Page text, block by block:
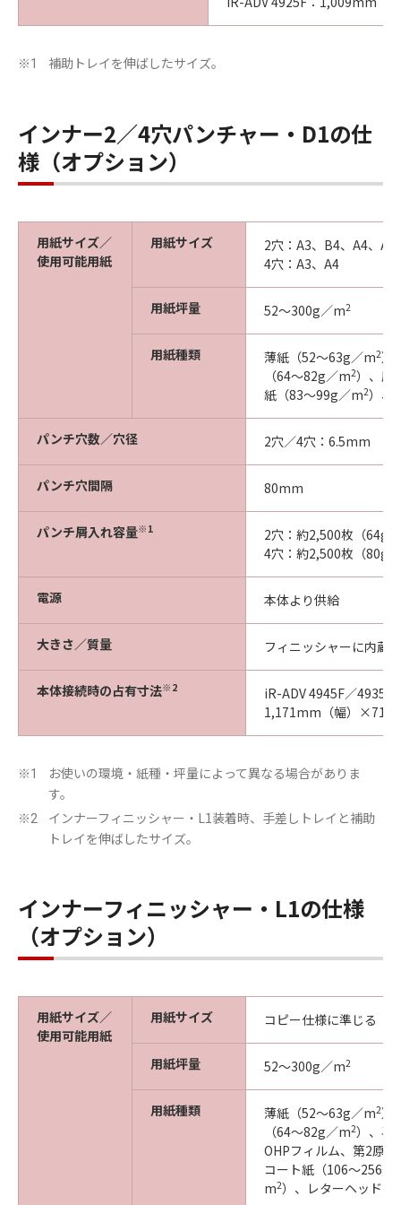
※1 補助トレイを伸ばしたサイズ。
インナー2／4穴パンチャー・D1の仕
様（オプション）
用紙サイズ／
使用可能用紙
用紙サイズ
2穴：A3、B4、A4、
4穴：A3、A4
用紙坪量 52～300g／m2
用紙種類 薄紙（52～63g／m2）
（64～82g／m2）、厚
紙（83～99g／m2）、
パンチ穴数／穴径 2穴／4穴：6.5mm
パンチ穴間隔 80mm
パンチ屑入れ容量※1
2穴：約2,500枚（64g
4穴：約2,500枚（80g
電源 本体より供給
大きさ／質量 フィニッシャーに内蔵
本体接続時の占有寸法※2
iR-ADV 4945F／
1,171mm（幅）
※1
お使いの環境・紙種・坪量によって異なる場合がありま
す。
※2
インナーフィニッシャー・L1装着時、手差しトレイと補助
トレイを伸ばしたサイズ。
インナーフィニッシャー・L1の仕様
（オプション）
用紙サイズ／
使用可能用紙
用紙サイズ コピー仕様に準じる
用紙坪量 52～300g／m2
用紙種類 薄紙（52～63g／m2）
（64～82g／m2）、再
OHPフィルム、第2原
コート紙（106～256g
m2）、レターヘッド